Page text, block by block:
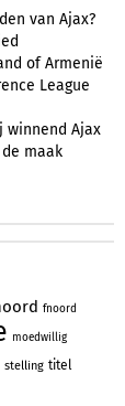
van Ajax?
of Armenië
League
winnend Ajax
maak
fnoord
moedwillig
stelling titel